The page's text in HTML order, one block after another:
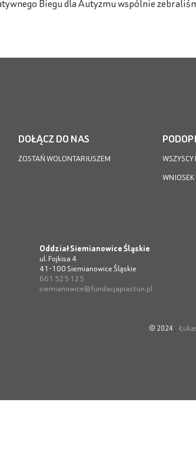
Biegu dla Autyzmu wspólnie
DOŁĄCZ DO NAS
ZOSTAŃ WOLONTARIUSZEM
Oddział Siemianowice Śląskie
ul. Fojkisa 4
41-100 Siemianowice Śląskie
661 525 125
siemianowice@fundacjapiastun.pl
© 2024